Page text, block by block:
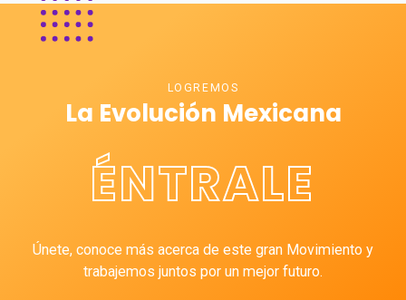
LOGREMOS
La Evolución Mexicana
ÉNTRALE
Únete, conoce más acerca de este gran Movimiento y
trabajemos juntos por un mejor futuro.